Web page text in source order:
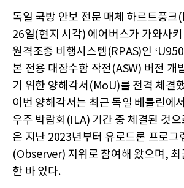
독일 국방 안보 전문 매체 하르트풍
26일(현지 시각) 에어버스가 가와사
원격조종 비행시스템(RPAS)인
본 전용 대잠수함 작전(ASW) 버전 개
기 위한 양해각서(MoU)를 전격 체결
이번 양해각서는 최근 독일 베를린에
우주 박람회(ILA) 기간 중 체결된 것
은 지난 2023년부터 유로드론 프로그
(Observer) 지위로 참여해 왔으며, 최
한 바 있다.